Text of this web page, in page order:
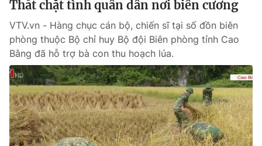
® Cấm sao chép dưới mọi hình thức nếu không có sự chấp
thuận bằng văn bản. Ghi rõ nguồn VTV.vn khi phát hành lại
thông tin từ website này.
Thắt chặt tình quân dân nơi biên cương
VTV.vn - Hàng chục cán bộ, chiến sĩ tại số đồn biên
phòng thuộc Bộ chỉ huy Bộ đội Biên phòng tỉnh Cao
Bằng đã hỗ trợ bà con thu hoạch lúa.